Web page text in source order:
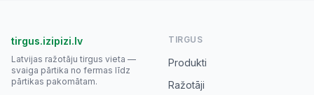
tirgus.izipizi.lv
Latvijas ražotāju tirgus vieta —
svaiga pārtika no fermas līdz
pārtikas pakomātam.
TIRGUS
Produkti
Ražotāji